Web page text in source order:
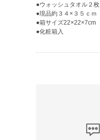
●ウォッシュタオル２枚
●現品約３４×３５ｃｍ
●箱サイズ22×22×7cm
●化粧箱入